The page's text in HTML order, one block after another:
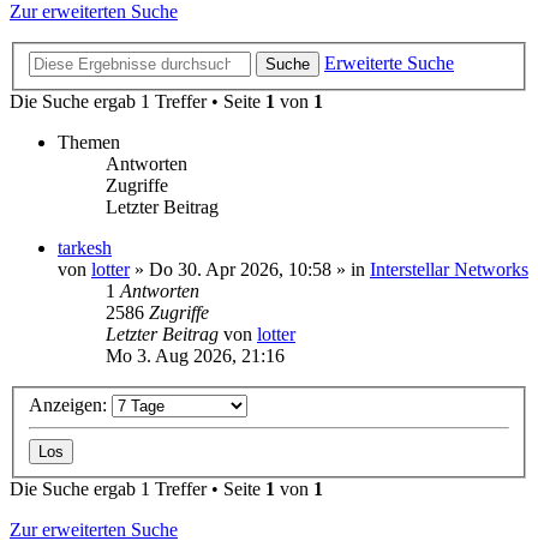
Zur erweiterten Suche
Suche
Erweiterte Suche
Die Suche ergab 1 Treffer • Seite 1 von 1
Themen
Antworten
Zugriffe
Letzter Beitrag
tarkesh
von lotter» Do 30. Apr 2026, 10:58 » in Interstellar Networks
1 Antworten
2586 Zugriffe
Letzter Beitrag von lotter
Mo 3. Aug 2026, 21:16
Anzeigen:
Die Suche ergab 1 Treffer • Seite 1 von 1
Zur erweiterten Suche